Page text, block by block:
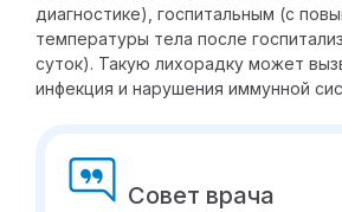
диагностике), госпитальным (с
температуры тела после
суток). Такую лихорадку может
инфекция и нарушения иммунной
Совет врача